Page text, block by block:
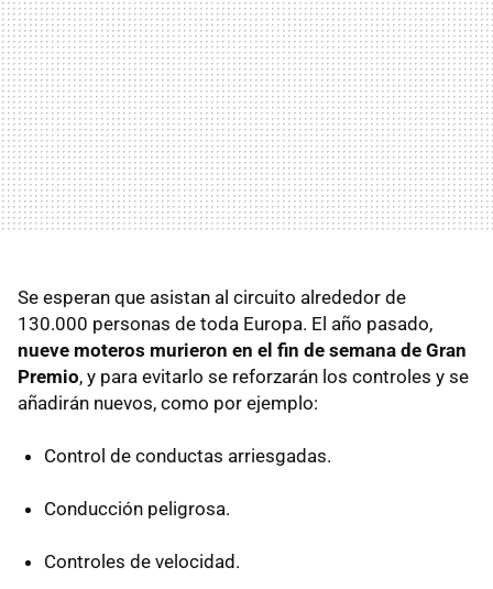
Se esperan que asistan al circuito alrededor de
130.000 personas de toda Europa. El año pasado,
nueve moteros murieron en el fin de semana de Gran
Premio, y para evitarlo se reforzarán los controles y se
añadirán nuevos, como por ejemplo:
Control de conductas arriesgadas.
Conducción peligrosa.
Controles de velocidad.